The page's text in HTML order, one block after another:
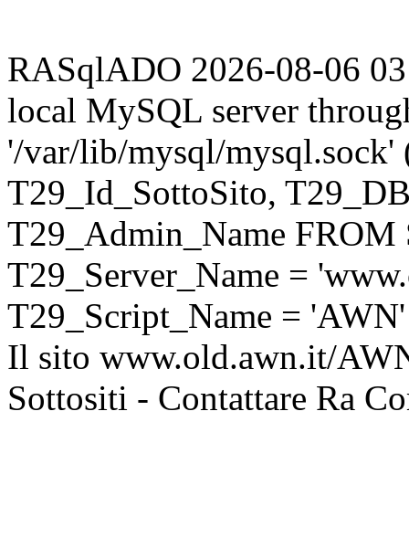
RASqlADO 2026-08-06
local MySQL server
'/var/lib/mysql/mysql.sock'
T29_Id_SottoSito,
T29_Admin_Name
T29_Server_Name =
T29_Script_Name = 'AWN'
Il sito www.old.awn.it/
Sottositi - Contattare Ra